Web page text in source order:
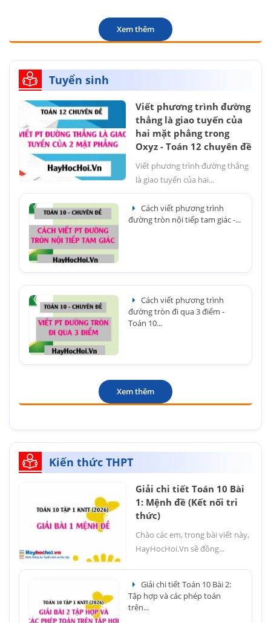
Xem thêm
Tuyển sinh
Viết phương trình đường
thẳng là giao tuyến của
hai mặt phẳng trong
Oxyz - Toán 12 chuyên đề
Viết phương trình đường thẳng
là giao tuyến của hai...
Cách viết phương trình
đường tròn nội tiếp tam giác -...
Cách viết phương trình
đường tròn đi qua 3 điểm -
Toán 10...
Xem thêm
Kiến thức THPT
Giải chi tiết Toán 10 Bài
1: Mệnh đề (Kết nối tri
thức)
Chào các em, trong bài viết này,
HayHocHoi.Vn sẽ đồng...
Giải chi tiết Toán 10 Bài 2:
Tập hợp và các phép toán
trên...